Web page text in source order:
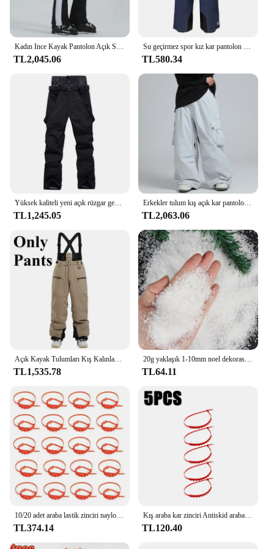
TL2,045.06 TL580.34
TL1,245.05
Erkekler tulum kış açık kar pantolon kadın gevşek Snowboard su geçirmez rüzgar kayak pantolon sıcak kadın kayak giysileri giymek
TL2,063.06
TL1,535.78
20g yaklaşık 1-10mm noel dekorasyon yapay plastik kuru kar tozu Xmas hediye ev partisi DIY sahne kaynağı Supply 105
TL64.11
TL374.14
Kış araba kar zinciri Antiskid araba motosiklet açık kar lastiği acil Anti-Skid lastik zincirleri oto aksesuarları
TL120.40